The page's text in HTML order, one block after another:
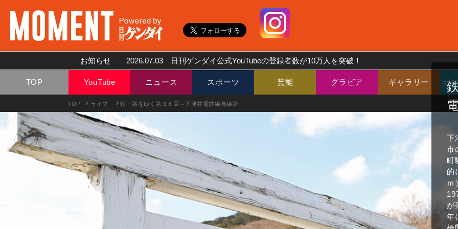
お知らせ 2026.07.03 日刊ゲンダイ公式YouTubeの登録者数が10万人を突破！
TOP YouTube ニュース スポーツ 芸能 グラビア ギャラリー デ
TOP ライフ 鉄・路をゆく第３８回～下津井電鉄線廃線跡
下
市
町
的
ｍ
が
年